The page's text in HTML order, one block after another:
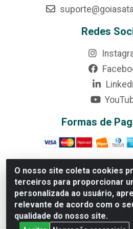
O nosso site coleta cookies
terceiros para proporcionar
personalizada ao usuário,
relevante de acordo com o
qualidade do nosso site.
Redes
Formas de
Rede Brasil - Avenida
Américas II Etapa - Anápolis/
CNPJ 07.728.073/